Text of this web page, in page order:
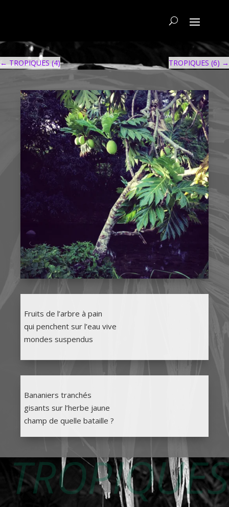
←TROPIQUES (4) TROPIQUES (6) →
Fruits de l’arbre à pain
qui penchent sur l’eau vive
mondes suspendus
Bananiers tranchés
gisants sur l’herbe jaune
champ de quelle bataille ?
TROPIQUES